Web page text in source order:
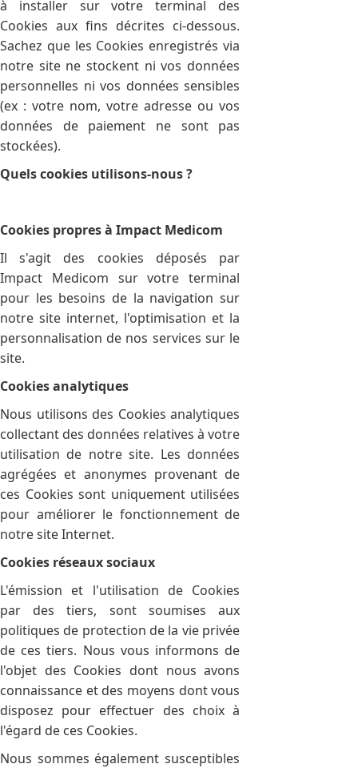
à installer sur votre terminal des
Cookies aux fins décrites ci-dessous.
Sachez que les Cookies enregistrés via
notre site ne stockent ni vos données
personnelles ni vos données sensibles
(ex : votre nom, votre adresse ou vos
données de paiement ne sont pas
stockées).
Quels cookies utilisons-nous ?
Cookies propres à Impact Medicom
Il s'agit des cookies déposés par
Impact Medicom sur votre terminal
pour les besoins de la navigation sur
notre site internet, l'optimisation et la
personnalisation de nos services sur le
site.
Cookies analytiques
Nous utilisons des Cookies analytiques
collectant des données relatives à votre
utilisation de notre site. Les données
agrégées et anonymes provenant de
ces Cookies sont uniquement utilisées
pour améliorer le fonctionnement de
notre site Internet.
Cookies réseaux sociaux
L'émission et l'utilisation de Cookies
par des tiers, sont soumises aux
politiques de protection de la vie privée
de ces tiers. Nous vous informons de
l'objet des Cookies dont nous avons
connaissance et des moyens dont vous
disposez pour effectuer des choix à
l'égard de ces Cookies.
Nous sommes également susceptibles